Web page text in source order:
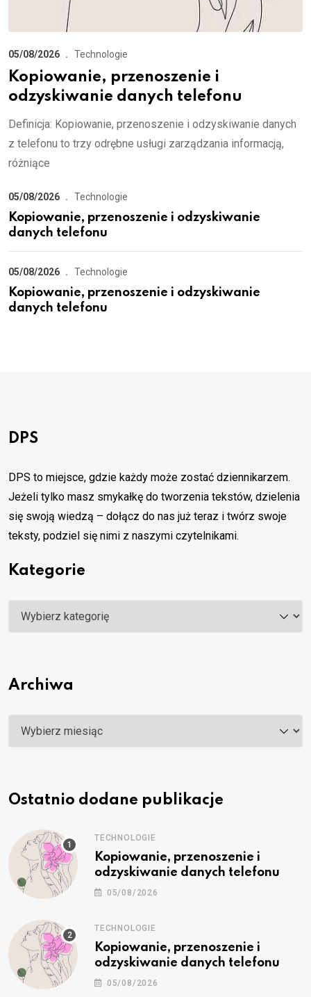
05/08/2026 Technologie
Kopiowanie, przenoszenie i
odzyskiwanie danych telefonu
Definicja: Kopiowanie, przenoszenie i odzyskiwanie danych
z telefonu to trzy odrębne usługi zarządzania informacją,
różniące
05/08/2026 Technologie
Kopiowanie, przenoszenie i odzyskiwanie
danych telefonu
05/08/2026 Technologie
Kopiowanie, przenoszenie i odzyskiwanie
danych telefonu
DPS
DPS to miejsce, gdzie każdy może zostać dziennikarzem.
Jeżeli tylko masz smykałkę do tworzenia tekstów, dzielenia
się swoją wiedzą – dołącz do nas już teraz i twórz swoje
teksty, podziel się nimi z naszymi czytelnikami.
Kategorie
Archiwa
Ostatnio dodane publikacje
TECHNOLOGIE
Kopiowanie, przenoszenie i
odzyskiwanie danych telefonu
05/08/2026
TECHNOLOGIE
Kopiowanie, przenoszenie i
odzyskiwanie danych telefonu
05/08/2026